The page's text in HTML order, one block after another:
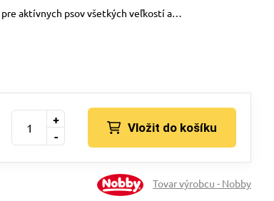
aktívnych psov všetkých veľkostí a…
-
+
Vložit do košíku
Tovar výrobcu - Nobby